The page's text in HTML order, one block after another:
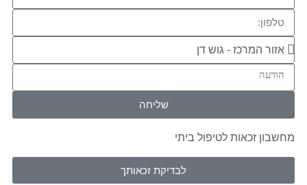
שליחה
מחשבון זכאות לטיפול ביתי
לבדיקת זכאותך